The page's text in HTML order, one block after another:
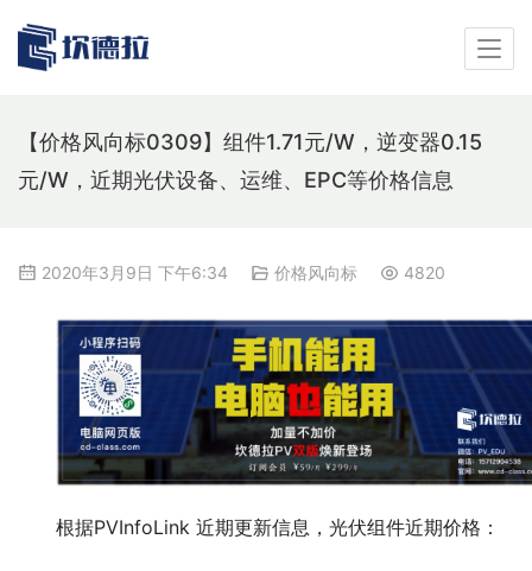
【价格风向标0309】组件1.71元/W，逆变器0.15
元/W，近期光伏设备、运维、EPC等价格信息
2020年3月9日 下午6:34 价格风向标 4820
根据PVInfoLink 近期更新信息，光伏组件近期价格：